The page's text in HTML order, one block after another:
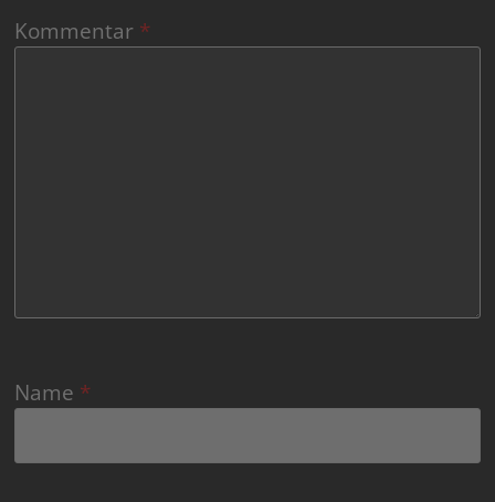
Kommentar *
Name *